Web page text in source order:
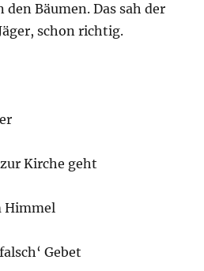
Bäumen. Das sah der
schon richtig.
Kirche geht
Himmel
Gebet